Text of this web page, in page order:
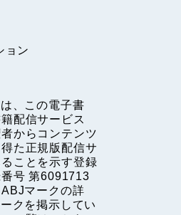
ョン
、この電子書
配信サービス
からコンテンツ
た正規版配信サ
ことを示す登録
号 第6091713
マークの詳
クを掲示してい